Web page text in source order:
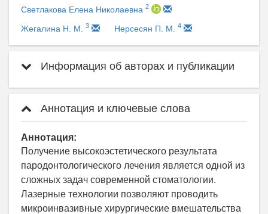
Светлакова Елена Николаевна 2
Жегалина Н. М. 3 Нерсесян П. М. 4
Информация об авторах и публикации
Аннотация и ключевые слова
Аннотация:
Получение высокоэстетического результата
пародонтологического лечения является одной из
сложных задач современной стоматологии.
Лазерные технологии позволяют проводить
микроинвазивные хирургические вмешательства